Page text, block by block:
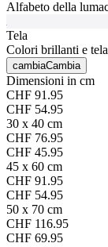
Alfabeto della
Tela
Colori brillanti e
cambiaCambia
Dimensioni in cm
CHF 91.95
CHF 54.95
30 x 40 cm
CHF 76.95
CHF 45.95
45 x 60 cm
CHF 91.95
CHF 54.95
50 x 70 cm
CHF 116.95
CHF 69.95